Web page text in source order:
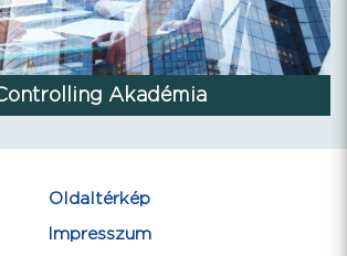
Akadémia
Oldaltérkép
Impresszum